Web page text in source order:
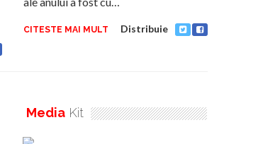
CITESTE MAI MULT Distribuie
Media Kit